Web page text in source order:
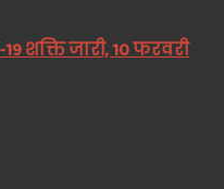
शक्ति जारी, 10 फरवरी